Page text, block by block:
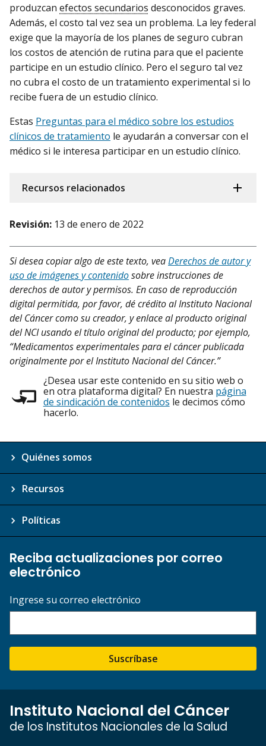
produzcan efectos secundarios desconocidos graves.
Además, el costo tal vez sea un problema. La ley federal
exige que la mayoría de los planes de seguro cubran
los costos de atención de rutina para que el paciente
participe en un estudio clínico. Pero el seguro tal vez
no cubra el costo de un tratamiento experimental si lo
recibe fuera de un estudio clínico.
Estas Preguntas para el médico sobre los estudios
clínicos de tratamiento le ayudarán a conversar con el
médico si le interesa participar en un estudio clínico.
Recursos relacionados
Revisión: 13 de enero de 2022
Si desea copiar algo de este texto, veaDerechos de autor y
uso de imágenes y contenidosobre instrucciones de
derechos de autor y permisos. En caso de reproducción
digital permitida, por favor, dé crédito al Instituto Nacional
del Cáncer como su creador, y enlace al producto original
del NCI usando el título original del producto; por ejemplo,
“Medicamentos experimentales para el cáncer publicada
originalmente por el Instituto Nacional del Cáncer.”
¿Desea usar este contenido en su sitio web o
en otra plataforma digital? En nuestra página
de sindicación de contenidos le decimos cómo
hacerlo.
Quiénes somos
Recursos
Políticas
Reciba actualizaciones por correo
electrónico
Ingrese su correo electrónico
Suscríbase
Instituto Nacional del Cáncer
de los Institutos Nacionales de la Salud